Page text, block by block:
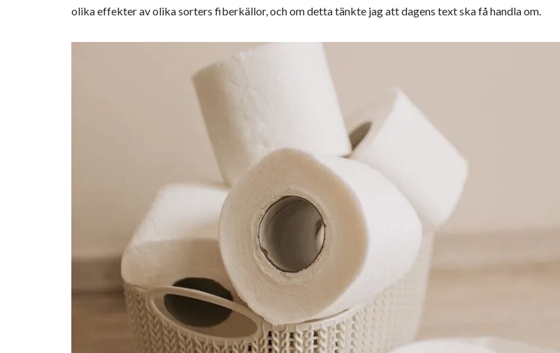
olika effekter av olika sorters fiberkällor, och om detta tänkte jag att dagens text ska få handla om.